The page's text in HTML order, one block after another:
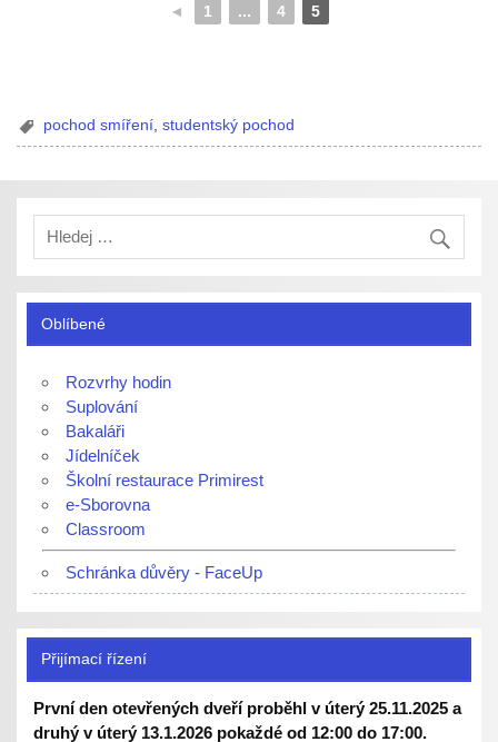
◄ 1 ... 4 5
pochod smíření ,studentský pochod
Oblíbené
Rozvrhy hodin
Suplování
Bakaláři
Jídelníček
Školní restaurace Primirest
e-Sborovna
Classroom
Schránka důvěry - FaceUp
Přijímací řízení
První den otevřených dveří proběhl v úterý 25.11.2025 a
druhý v úterý 13.1.2026 pokaždé od 12:00 do 17:00.